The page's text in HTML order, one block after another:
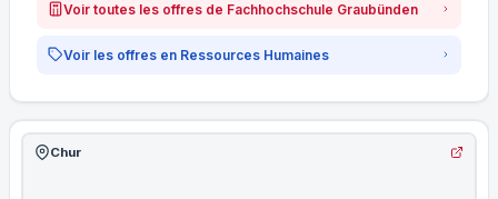
Voir toutes les offres de Fachhochschule Graubünden
Voir les offres en Ressources Humaines
Chur